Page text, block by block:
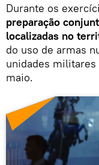
Durante os
preparação
localizadas no
do uso de armas
unidades militares
maio.